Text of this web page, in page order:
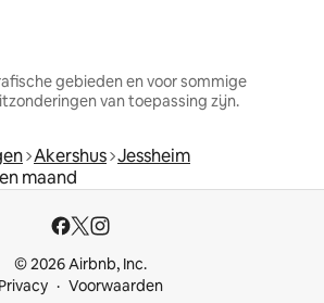
gebieden en voor sommige
van toepassing zijn.
Akershus Jessheim
maand
© 2026 Airbnb, Inc.
Privacy
Voorwaarden